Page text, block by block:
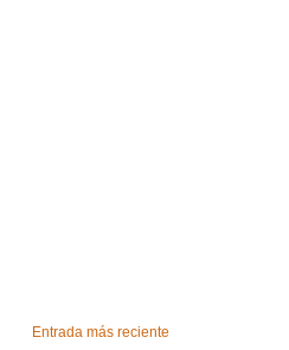
Entrada más reciente